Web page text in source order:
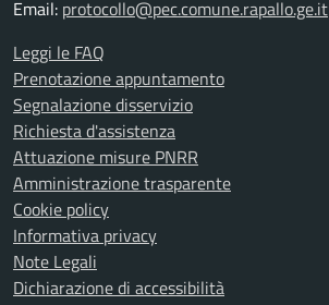
Email: protocollo@pec.comune.rapallo.ge.it
Leggi le FAQ
Prenotazione appuntamento
Segnalazione disservizio
Richiesta d'assistenza
Attuazione misure PNRR
Amministrazione trasparente
Cookie policy
Informativa privacy
Note Legali
Dichiarazione di accessibilità